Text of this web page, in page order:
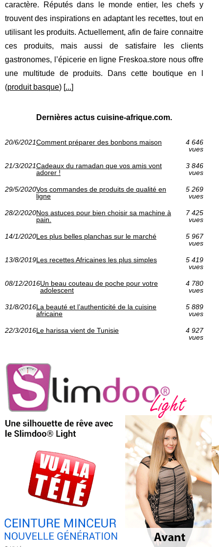
caractère. Réputés dans le monde entier, les chefs y
trouvent des inspirations en adaptant les recettes, tout en
utilisant les produits. Actuellement, afin de faire connaitre
ces produits, mais aussi de satisfaire les clients
gastronomes, l’épicerie en ligne Freskoa.store nous offre
une multitude de produits. Dans cette boutique en l
(produit basque) [...]
Dernières actus cuisine-afrique.com.
20/6/2021Comment préparer des bonbons maison
4 646
vues
21/3/2021Cadeaux du ramadan que vos amis vont
adorer !
3 846
vues
29/5/2020Vos commandes de produits de qualité en
ligne
5 269
vues
28/2/2020Nos astuces pour bien choisir sa machine à
pain.
7 425
vues
14/1/2020Les plus belles planchas sur le marché
5 967
vues
13/8/2019Les recettes Africaines les plus simples
5 419
vues
08/12/2016Un beau couteau de poche pour votre
adolescent
4 780
vues
31/8/2016La beauté et l’authenticité de la cuisine
africaine
5 889
vues
22/3/2016Le harissa vient de Tunisie
4 927
vues